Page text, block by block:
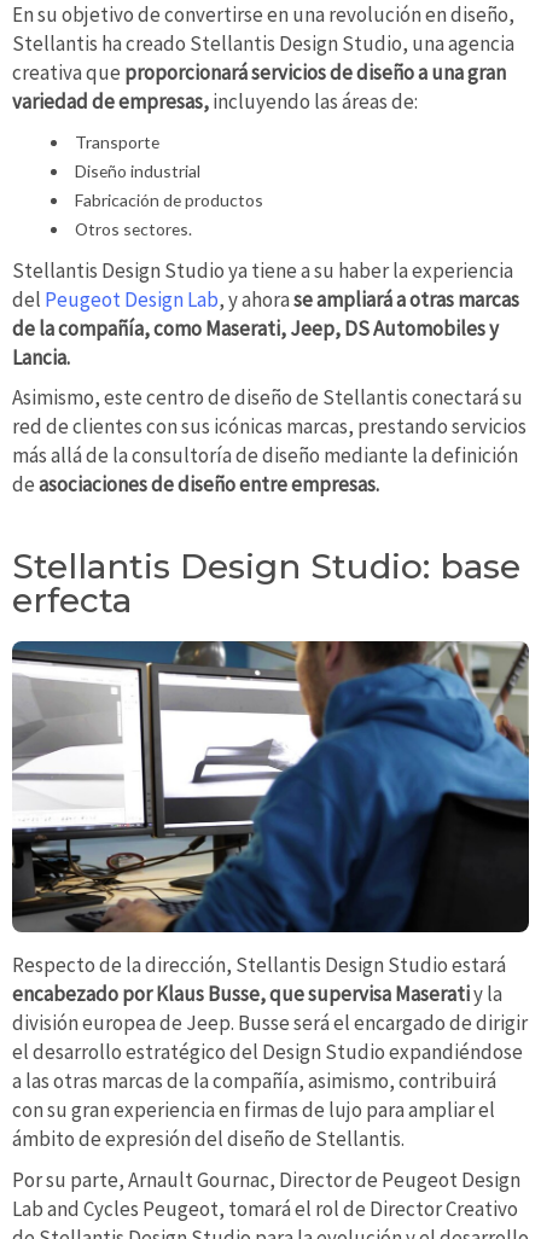
En su objetivo de convertirse en una revolución en diseño,
Stellantis ha creado Stellantis Design Studio, una agencia
creativa que proporcionará servicios de diseño a una gran
variedad de empresas,incluyendo las áreas de:
Transporte
Diseño industrial
Fabricación de productos
Otros sectores.
Stellantis Design Studio ya tiene a su haber la experiencia
del Peugeot Design Lab, y ahorase ampliará a otras marcas
de la compañía, como Maserati, Jeep, DS Automobiles y
Lancia.
Asimismo, este centro de diseño de Stellantis conectará su
red de clientes con sus icónicas marcas, prestando servicios
más allá de la consultoría de diseño mediante la definición
deasociaciones de diseño entre empresas.
Stellantis Design Studio: base
erfecta
Respecto de la dirección, Stellantis Design Studio estará
encabezado por Klaus Busse, que supervisa Maseratiy la
división europea de Jeep. Busse será el encargado de dirigir
el desarrollo estratégico del Design Studio expandiéndose
a las otras marcas de la compañía, asimismo, contribuirá
con su gran experiencia en firmas de lujo para ampliar el
ámbito de expresión del diseño de Stellantis.
Por su parte, Arnault Gournac, Director de Peugeot Design
Lab and Cycles Peugeot, tomará el rol de Director Creativo